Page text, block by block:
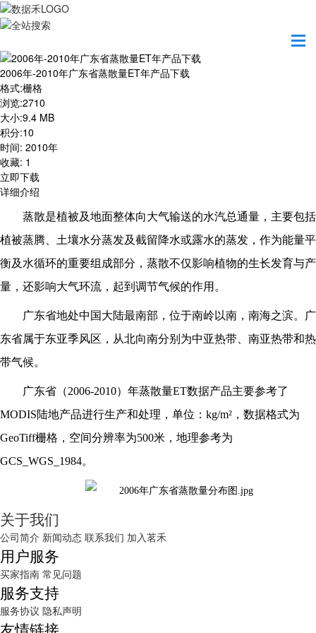
2006年-2010年广东省蒸散量ET年产品下载
格式:栅格
浏览:2710
大小:9.4 MB
积分:10
时间: 2010年
收藏: 1
立即下载
详细介绍
蒸散是植被及地面整体向大气输送的水汽总通量，主要包括
植被蒸腾、土壤水分蒸发及截留降水或露水的蒸发，作为能量平
衡及水循环的重要组成部分，蒸散不仅影响植物的生长发育与产
量，还影响大气环流，起到调节气候的作用。
广东省地处中国大陆最南部，位于南岭以南，南海之滨。广
东省属于东亚季风区，从北向南分别为中亚热带、南亚热带和热
带气候。
广东省（2006-2010）年蒸散量ET数据产品主要参考了
MODIS陆地产品进行生产和处理，单位：kg/m²，数据格式为
GeoTiff栅格，空间分辨率为500米，地理参考为
GCS_WGS_1984。
关于我们
公司简介 新闻动态 联系我们 加入茗禾
用户服务
买家指南 常见问题
服务支持
服务协议 隐私声明